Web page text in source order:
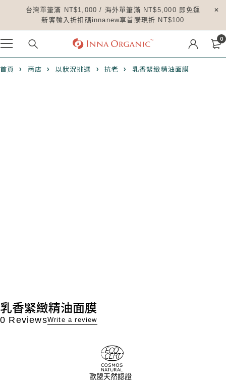
台灣單筆滿 NT$1,000 / 海外單筆滿 NT$5,000 即免運
新客輸入折扣碼innanew享首購現折 NT$100
0
首頁 商店 以狀況挑選 抗老 乳香緊緻精油面膜
乳香緊緻精油面膜
0 ReviewsWrite a review
歐盟天然認證